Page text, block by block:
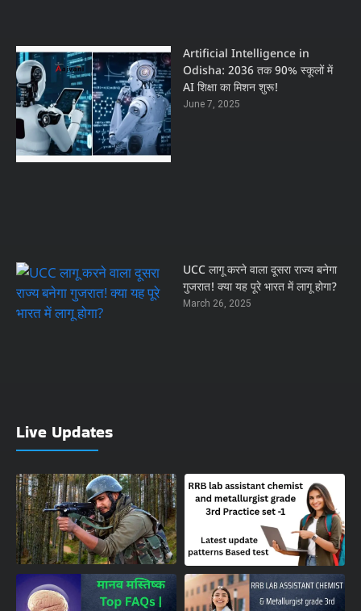
Artificial Intelligence in
Odisha: 2036 तक 90% स्कूलों में
AI शिक्षा का मिशन शुरू!
June 7, 2025
UCC लागू करने वाला दूसरा राज्य बनेगा
गुजरात! क्या यह पूरे भारत में लागू होगा?
March 26, 2025
Live Updates